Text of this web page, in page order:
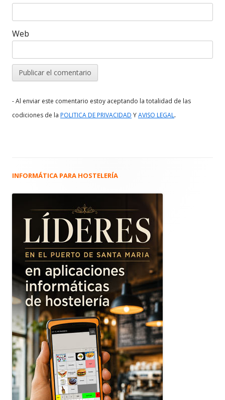
Web
- Al enviar este comentario estoy aceptando la totalidad de las
codiciones de la POLITICA DE PRIVACIDAD YAVISO LEGAL.
Barra
principal
INFORMÁTICA PARA HOSTELERÍA